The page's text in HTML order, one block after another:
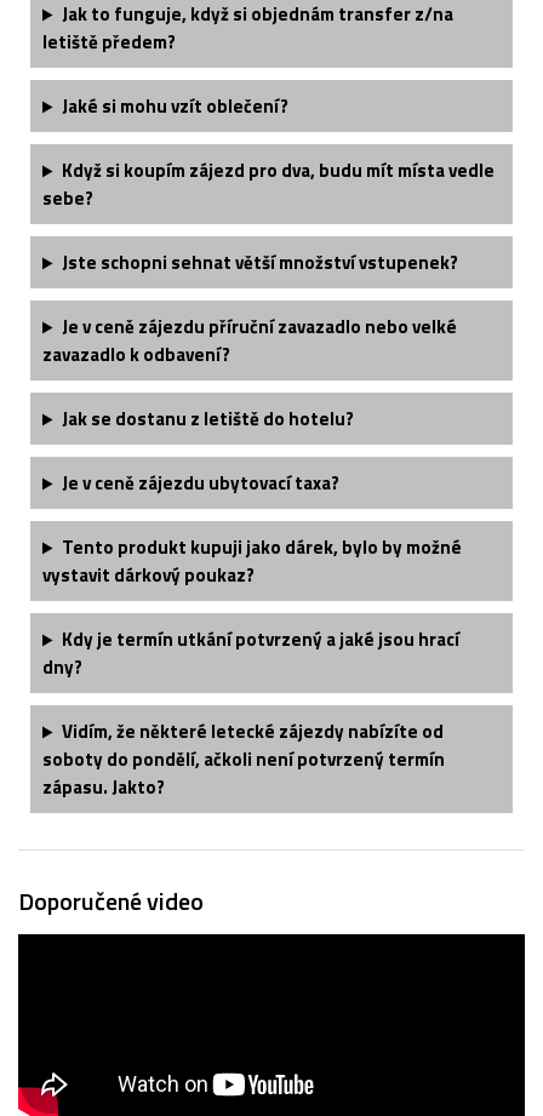
Jak to funguje, když si objednám transfer z/na
letiště předem?
Jaké si mohu vzít oblečení?
Když si koupím zájezd pro dva, budu mít místa vedle
sebe?
Jste schopni sehnat větší množství vstupenek?
Je v ceně zájezdu příruční zavazadlo nebo velké
zavazadlo k odbavení?
Jak se dostanu z letiště do hotelu?
Je v ceně zájezdu ubytovací taxa?
Tento produkt kupuji jako dárek, bylo by možné
vystavit dárkový poukaz?
Kdy je termín utkání potvrzený a jaké jsou hrací
dny?
Vidím, že některé letecké zájezdy nabízíte od
soboty do pondělí, ačkoli není potvrzený termín
zápasu. Jakto?
Doporučené video